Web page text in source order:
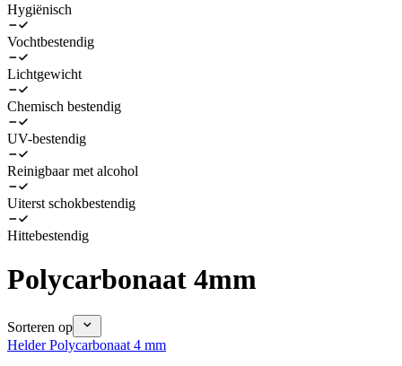
Hygiënisch
Vochtbestendig
Lichtgewicht
Chemisch bestendig
UV-bestendig
Reinigbaar met alcohol
Uiterst schokbestendig
Hittebestendig
Polycarbonaat 4mm
Sorteren op
Helder Polycarbonaat 4 mm